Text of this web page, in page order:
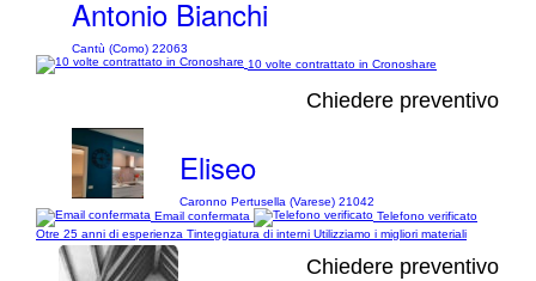
Antonio Bianchi
Cantù (Como) 22063
10 volte contrattato in Cronoshare
Chiedere preventivo
Eliseo
Caronno Pertusella (Varese) 21042
Email confermata
Telefono verificato
Otre 25 anni di esperienza Tinteggiatura di interni Utilizziamo i migliori materiali
Chiedere preventivo